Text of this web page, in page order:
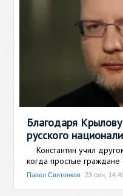
Благодаря
русского
Константин учил
когда простые граждане
Павел Святенков 23 сен,